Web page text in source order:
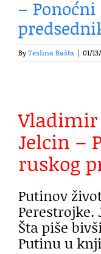
–
ByTeslina Bašta 01/
Jelcin –
ruskog
Putinov
Šta piše
Putinu u